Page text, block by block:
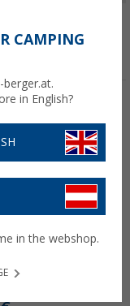
D8-UFT02 CAN-
Citroën Jumper &
über
CAMPING
in English?
in the webshop.